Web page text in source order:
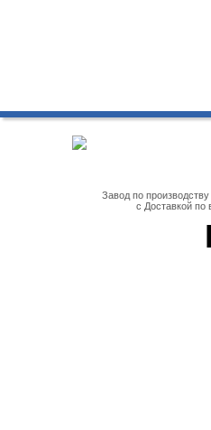
Завод по
с Доставкой по